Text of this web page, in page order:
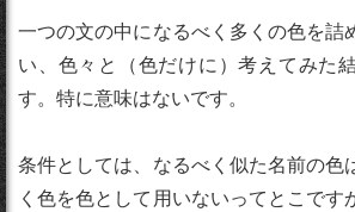
一つの文の中になるべく多くの色を詰
い、色々と（色だけに）考えてみた
す。特に意味はないです。
条件としては、なるべく似た名前の色
く色を色として用いないってとこです